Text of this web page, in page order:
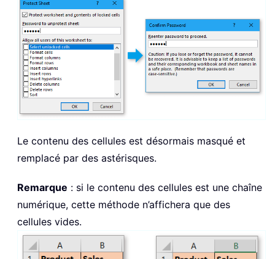
Le contenu des cellules est désormais masqué et
remplacé par des astérisques.
Remarque : si le contenu des cellules est une chaîne
numérique, cette méthode n’affichera que des
cellules vides.